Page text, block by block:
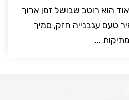
הוא רוטב שבושל זמן ארוך
טעם עגבנייה חזק, סמיך
...